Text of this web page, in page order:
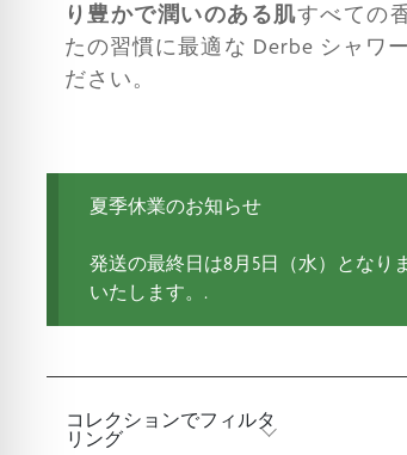
り豊かで潤いのある肌すべての
たの習慣に最適な Derbe シャワ
ださい。
夏季休業のお知らせ
発送の最終日は8月5日（水）となり
いたします。.
コレクションでフィルタ
リング